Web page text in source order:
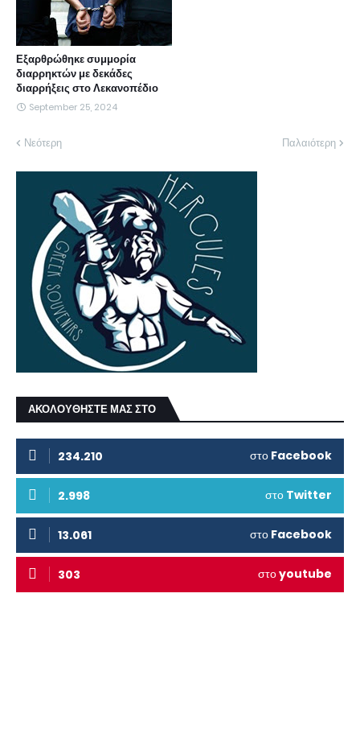
Εξαρθρώθηκε συμμορία
διαρρηκτών με δεκάδες
διαρρήξεις στο Λεκανοπέδιο
September 25, 2024
Νεότερη Παλαιότερη
ΑΚΟΛΟΥΘΗΣΤΕ ΜΑΣ ΣΤΟ
234.210 στο Facebook
2.998 στο Twitter
13.061 στο Facebook
303 στοyoutube